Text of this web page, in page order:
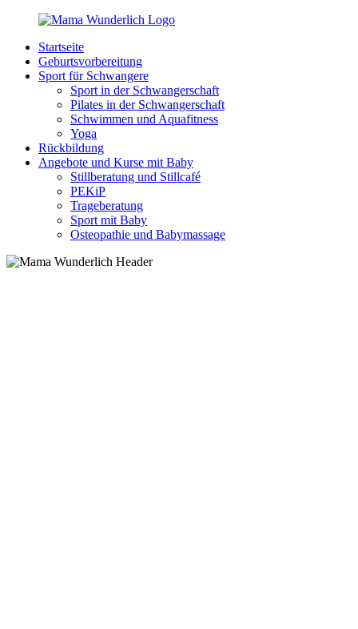
Zurück
Inhalt
MamaWunderlich.de
Mutti
sein
wunderbar!
Startseite
Geburtsvorbereitung
Sport für Schwangere
Sport in der Schwangerschaft
Pilates in der Schwangerschaft
Schwimmen und Aquafitness
Yoga
Rückbildung
Angebote und Kurse mit Baby
Stillberatung und Stillcafé
PEKiP
Trageberatung
Sport mit Baby
Osteopathie und Babymassage